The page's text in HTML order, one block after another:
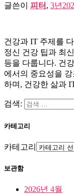
글쓴이 피터 , 3년
건강과 IT 주제를
정신 건강 팁과 최
등을 다룹니다. 건
에서의 중요성을
하며, 건강한 삶과
검색:
카테고리
카테고리
보관함
2026년 4월